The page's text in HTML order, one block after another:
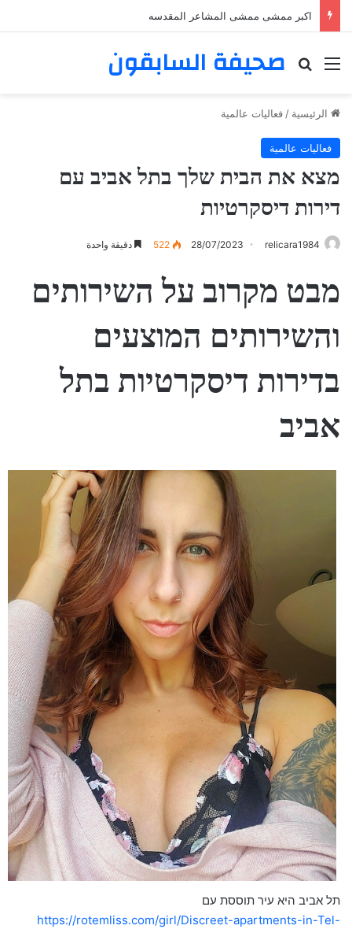
اكبر ممشى ممشى المشاعر المقدسه
صحيفة السابقون القائمة بحث عن
الرئيسية / فعاليات عالمية
فعاليات عالمية
מצא את הבית שלך בתל אביב עם
דירות דיסקרטיות
relicara1984
28/07/2023
522 دقيقة واحدة
מבט מקרוב על השירותים
והשירותים המוצעים
בדירות דיסקרטיות בתל
אביב
תל אביב היא עיר תוססת עם
https://rotemliss.com/girl/Discreet-apartments-in-Tel-